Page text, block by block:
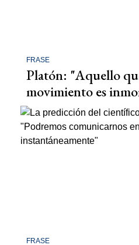
FRASE
Platón: "Aquello
movimiento es
FRASE